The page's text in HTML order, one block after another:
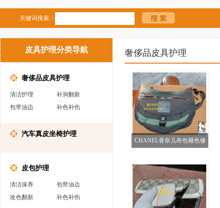
关键词搜索：
皮具护理分类导航
奢侈品皮具护理
清洁护理
补洞翻新
包带油边
补色补伤
汽车真皮坐椅护理
皮包护理
清洁保养
包带油边
改色翻新
补色补伤
奢侈品皮具护理
CHANEL香奈儿布包褪色修